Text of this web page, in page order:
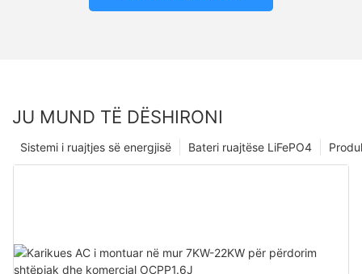
JU MUND TË DËSHIRONI
Bateri ruajtëse LiFePO4
Sistemi i ruajtjes së energjisë